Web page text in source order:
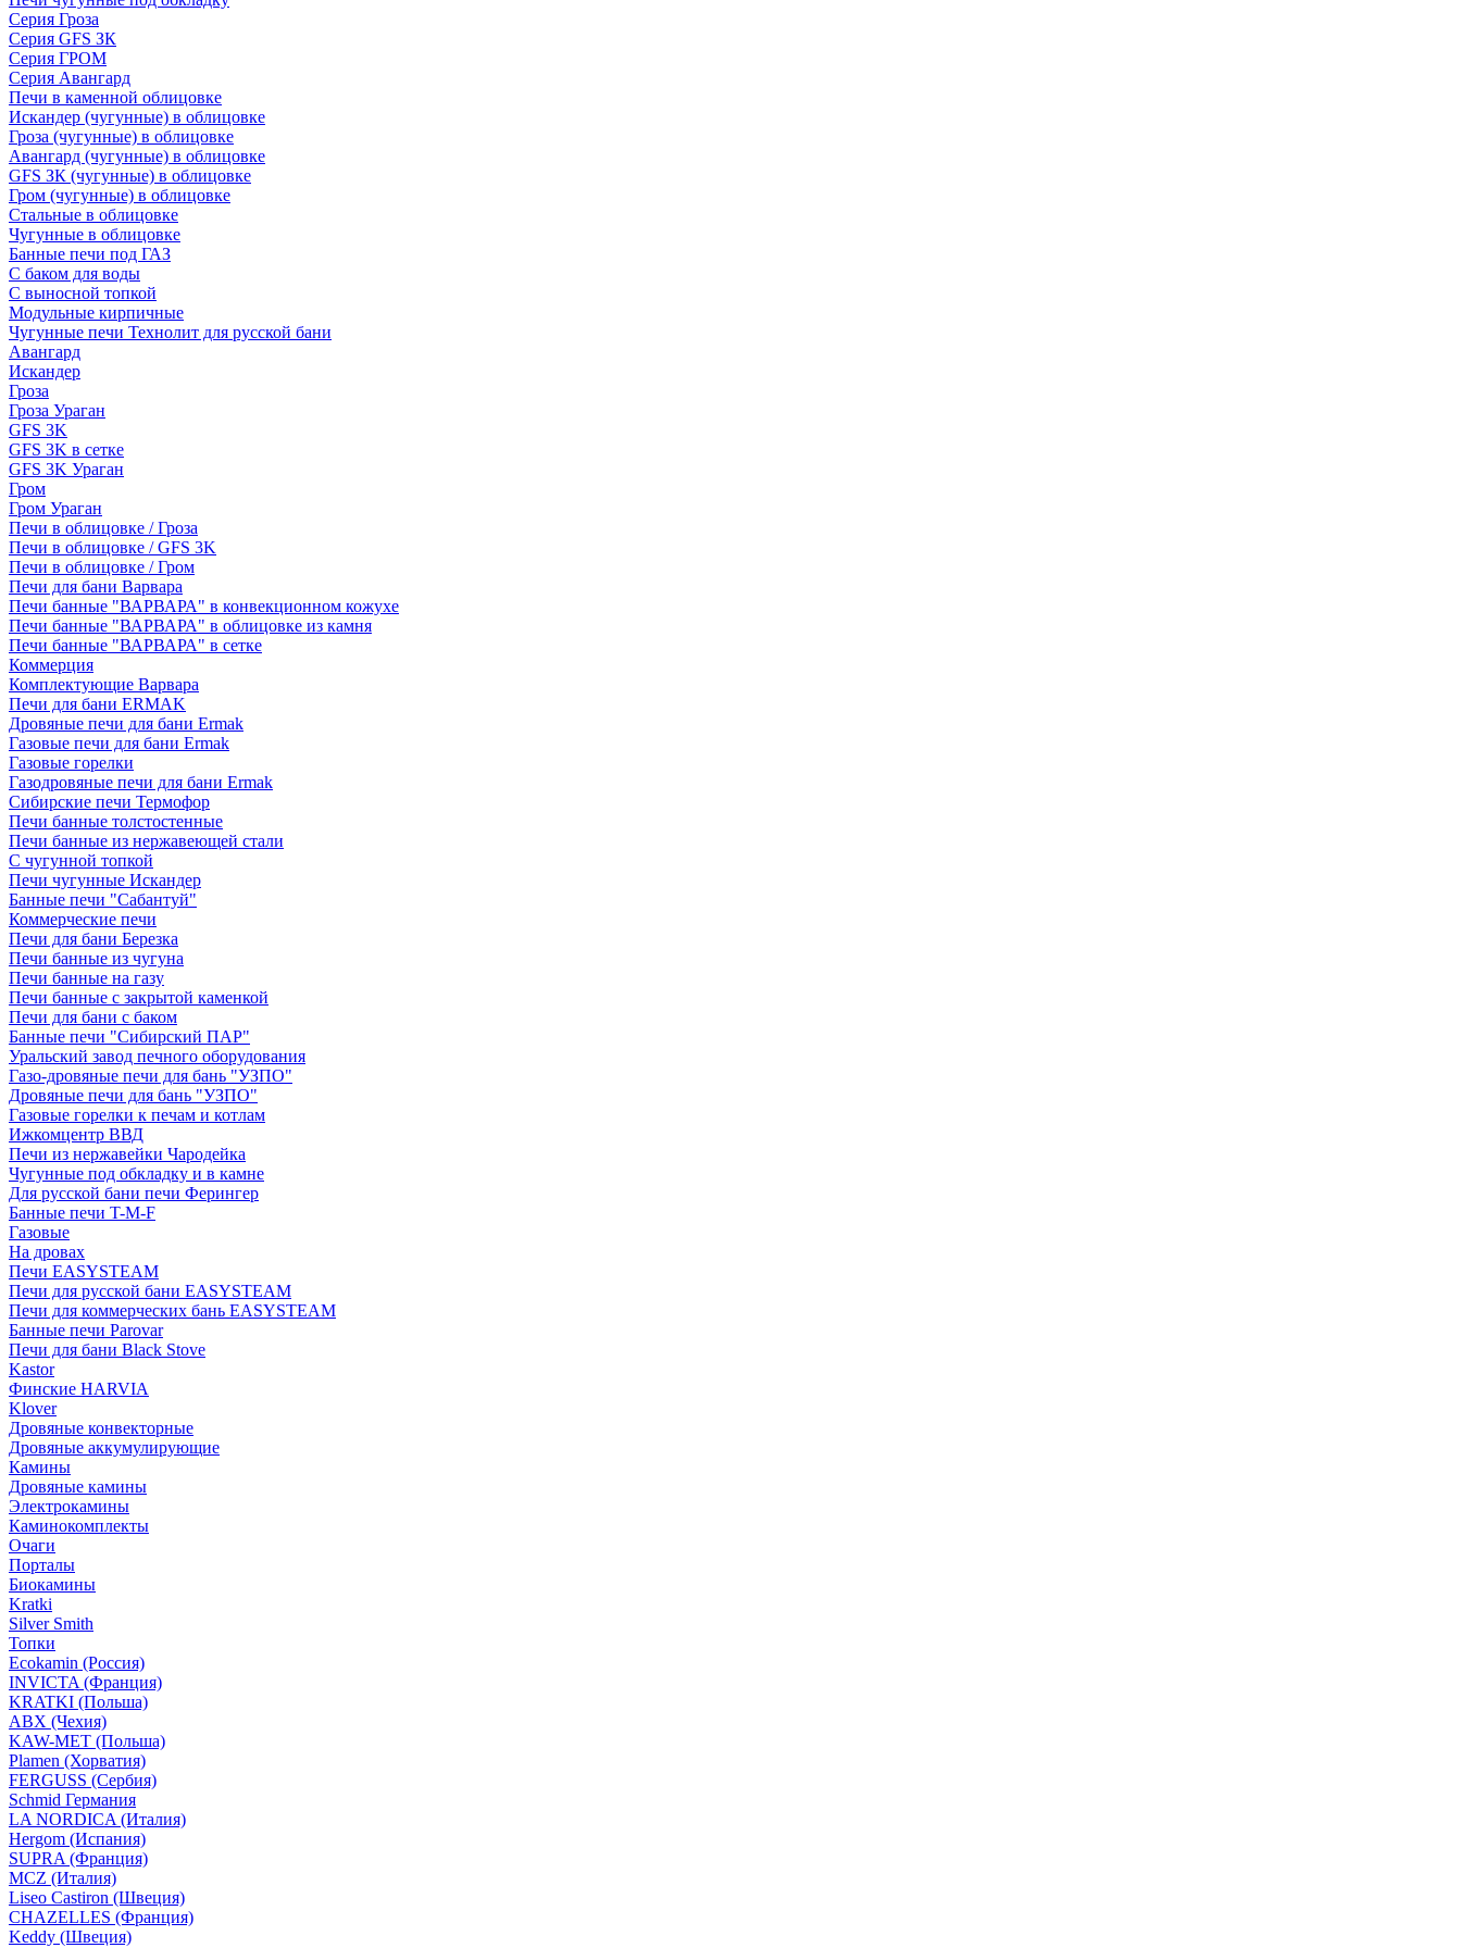
Серия Гроза
Серия GFS ЗК
Серия ГРОМ
Серия Авангард
Печи в каменной облицовке
Искандер (чугунные) в облицовке
Гроза (чугунные) в облицовке
Авангард (чугунные) в облицовке
GFS ЗК (чугунные) в облицовке
Гром (чугунные) в облицовке
Стальные в облицовке
Чугунные в облицовке
Банные печи под ГАЗ
С баком для воды
С выносной топкой
Модульные кирпичные
Чугунные печи Технолит для русской бани
Авангард
Искандер
Гроза
Гроза Ураган
GFS 3K
GFS 3K в сетке
GFS 3K Ураган
Гром
Гром Ураган
Печи в облицовке / Гроза
Печи в облицовке / GFS 3K
Печи в облицовке / Гром
Печи для бани Варвара
Печи банные "ВАРВАРА" в конвекционном кожухе
Печи банные "ВАРВАРА" в облицовке из камня
Печи банные "ВАРВАРА" в сетке
Коммерция
Комплектующие Варвара
Печи для бани ERMAK
Дровяные печи для бани Ermak
Газовые печи для бани Ermak
Газовые горелки
Газодровяные печи для бани Ermak
Сибирские печи Термофор
Печи банные толстостенные
Печи банные из нержавеющей стали
С чугунной топкой
Печи чугунные Искандер
Банные печи "Сабантуй"
Коммерческие печи
Печи для бани Березка
Печи банные из чугуна
Печи банные на газу
Печи банные с закрытой каменкой
Печи для бани с баком
Банные печи "Сибирский ПАР"
Уральский завод печного оборудования
Газо-дровяные печи для бань "УЗПО"
Дровяные печи для бань "УЗПО"
Газовые горелки к печам и котлам
Ижкомцентр ВВД
Печи из нержавейки Чародейка
Чугунные под обкладку и в камне
Для русской бани печи Ферингер
Банные печи T-M-F
Газовые
На дровах
Печи EASYSTEAM
Печи для русской бани EASYSTEAM
Печи для коммерческих бань EASYSTEAM
Банные печи Parovar
Печи для бани Black Stove
Kastor
Финские HARVIA
Klover
Дровяные конвекторные
Дровяные аккумулирующие
Камины
Дровяные камины
Электрокамины
Каминокомплекты
Очаги
Порталы
Биокамины
Kratki
Silver Smith
Топки
Ecokamin (Россия)
INVICTA (Франция)
KRATKI (Польша)
ABX (Чехия)
KAW-MET (Польша)
Plamen (Хорватия)
FERGUSS (Сербия)
Schmid Германия
LA NORDICA (Италия)
Hergom (Испания)
SUPRA (Франция)
MCZ (Италия)
Liseo Castiron (Швеция)
CHAZELLES (Франция)
Keddy (Швеция)